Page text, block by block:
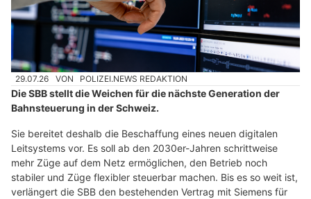
29.07.26 VON POLIZEI.NEWS REDAKTION
Die SBB stellt die Weichen für die nächste Generation der
Bahnsteuerung in der Schweiz.
Sie bereitet deshalb die Beschaffung eines neuen digitalen
Leitsystems vor. Es soll ab den 2030er-Jahren schrittweise
mehr Züge auf dem Netz ermöglichen, den Betrieb noch
stabiler und Züge flexibler steuerbar machen. Bis es so weit ist,
verlängert die SBB den bestehenden Vertrag mit Siemens für